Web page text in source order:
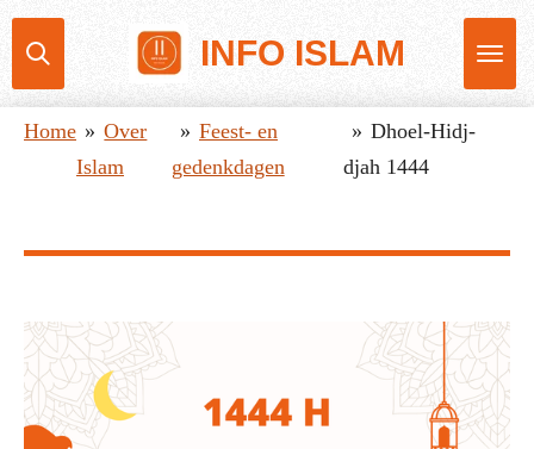
direct
naar
de
hoofdinhoud
INFO ISLAM
Home » Over
Islam
» Feest- en
gedenkdagen
» Dhoel-Hidj-
djah 1444